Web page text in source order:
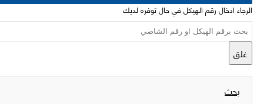
الرجاء ادخال رقم الهيكل في حال توفره لديك
غلق
بحث